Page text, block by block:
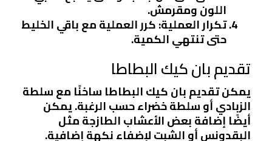
اللون ومقرمش.
تكرار العملية: كرر العملية مع باقي الخليط
حتى تنتهي الكمية.
تقديم بان كيك البطاطا
يمكن تقديم بان كيك البطاطا ساخنًا مع سلطة
الزبادي أو سلطة خضراء حسب الرغبة. يمكن
أيضًا إضافة بعض الأعشاب الطازجة مثل
البقدونس أو الشبت لإضفاء نكهة إضافية.